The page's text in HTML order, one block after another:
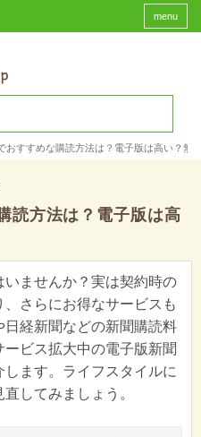
menu
おすすめな購読方法は？電子版は高い？無
読方法は？電子版は高
ませんか？実は契約時の
さらにお得なサービスも
経新聞などの新聞購読料
ビス拡大中の電子版新聞
ます。ライフスタイルに
してみましょう。